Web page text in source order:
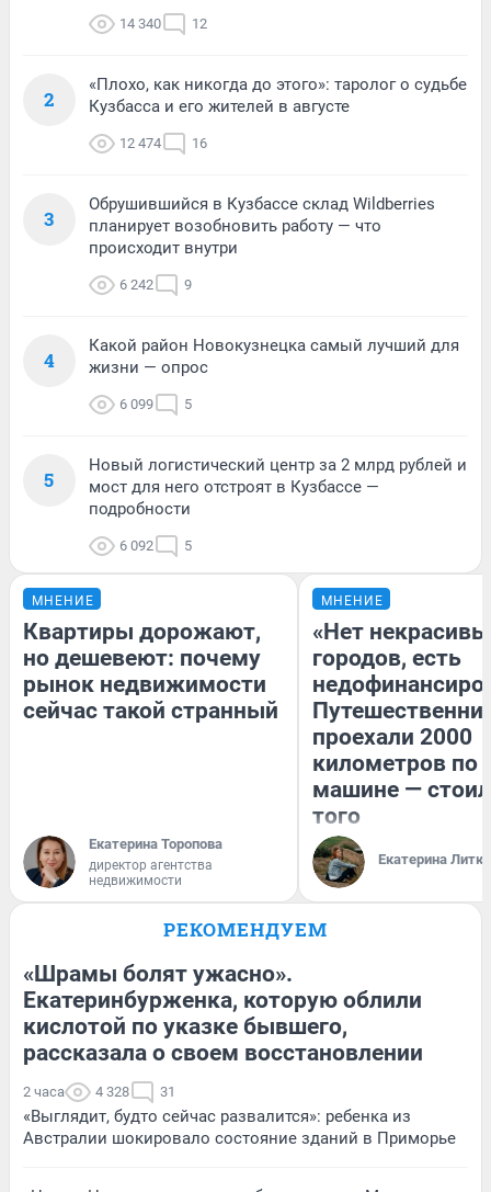
14 340 12
2
«Плохо, как никогда до этого»: таролог о судьбе
Кузбасса и его жителей в августе
12 474 16
3
Обрушившийся в Кузбассе склад Wildberries
планирует возобновить работу — что
происходит внутри
6 242 9
4
Какой район Новокузнецка самый лучший для
жизни — опрос
6 099 5
5
Новый логистический центр за 2 млрд рублей и
мост для него отстроят в Кузбассе —
подробности
6 092 5
МНЕНИЕ
Квартиры дорожают,
но дешевеют: почему
рынок недвижимости
сейчас такой странный
Екатерина Торопова
директор агентства
недвижимости
МНЕНИЕ
«Нет
городов, есть
проехали 2000
километров по
машине —
того
Екатерина
РЕКОМЕНДУЕМ
«Шрамы болят ужасно».
Екатеринбурженка, которую облили
кислотой по указке бывшего,
рассказала о своем восстановлении
2 часа 4 328 31
«Выглядит, будто сейчас развалится»: ребенка из
Австралии шокировало состояние зданий в Приморье